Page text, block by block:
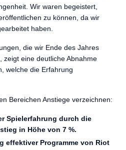
Wir waren begeistert,
zu können, da wir
haben.
die wir Ende des Jahres
zeigt eine deutliche Abnahme
welche die Erfahrung
Bereichen Anstiege verzeichnen:
Spielerfahrung durch die
in Höhe von 7 %.
effektiver Programme von Riot